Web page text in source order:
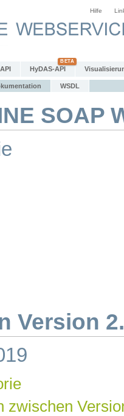
Hilfe
HyDAS-API
WSDL
SOAP
Version
zwischen